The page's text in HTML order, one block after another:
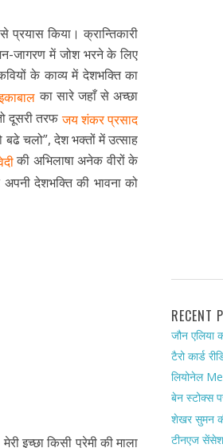
किया। क्रान्तिकारी
जागरण में जोशभरने के लिए
के काव्य में देशभक्ति का
का सारे जहाँ से अच्छा
दूसरी तरफजय शंकर प्रसाद
बढे चलो”, देश भक्तों में उत्साह
की अभिलाषा अनेक वीरों के
देशभक्ति की भावना को
इच्छा किसी प्रेमी की माला
RECENT
जौन एलिया
टैरो कार्ड
लियोनेल
बेन स्टोक्स
शेखर सुमन
टीनएज